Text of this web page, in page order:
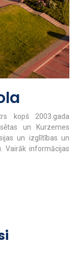
kopš 2003.gada
un Kurzemes
un izglītības un
Vairāk informācijas